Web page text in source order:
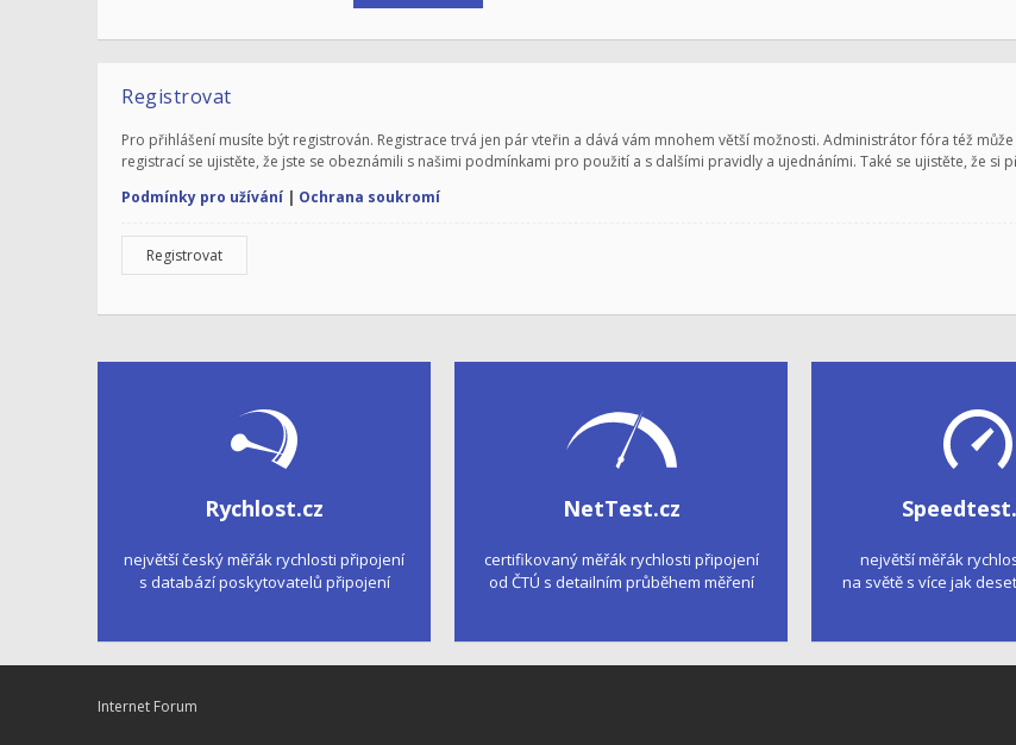
Registrovat
Pro přihlášení musíte být registrován. Registrace trvá jen pár vteřin a dává vám mnohem větší možnosti. Administrátor fóra též
registrací se ujistěte, že jste se obeznámili s našimi podmínkami pro použití a s dalšími pravidly a ujednáními. Také se ujistěte, že si
Podmínky pro užívání | Ochrana soukromí
Registrovat
Rychlost.cz
největší český měřák rychlosti připojení
s databází poskytovatelů připojení
NetTest.cz
certifikovaný měřák rychlosti připojení
od ČTÚ s detailním průběhem měření
největší měřák
na světě s více jak
Internet Forum